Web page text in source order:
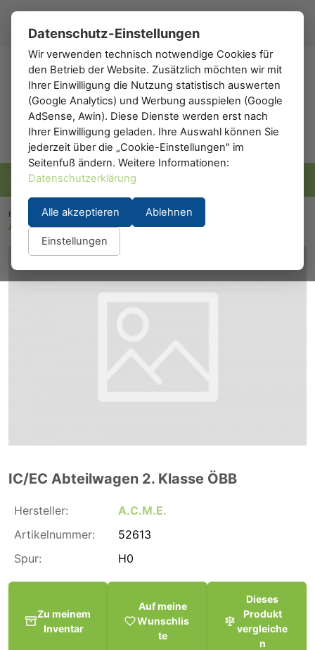
h0 .de
h0.eu Modelleisenbahn / Waggons / Personenwaggons
A.C.M.E. 52613: IC/EC Abteilwagen 2. Klasse ÖBB
IC/EC Abteilwagen 2. Klasse ÖBB
Hersteller:
A.C.M.E.
Artikelnummer:
52613
Spur:
H0
Zu meinem
Inventar
Auf meine
Wunschlis
te
Dieses
Produkt
vergleiche
n
Datenschutz-Einstellungen
Wir verwenden technisch notwendige Cookies für
den Betrieb der Website. Zusätzlich möchten wir mit
Ihrer Einwilligung die Nutzung statistisch auswerten
(Google Analytics) und Werbung ausspielen (Google
AdSense, Awin). Diese Dienste werden erst nach
Ihrer Einwilligung geladen. Ihre Auswahl können Sie
jederzeit über die „Cookie-Einstellungen" im
Seitenfuß ändern. Weitere Informationen:
Datenschutzerklärung
Alle akzeptieren Ablehnen
Einstellungen